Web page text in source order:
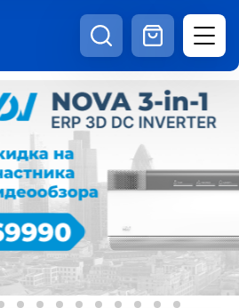
Наши видео
Вакансии
Отзывы
Оферта
Контакты
- 20:00 Шоурум